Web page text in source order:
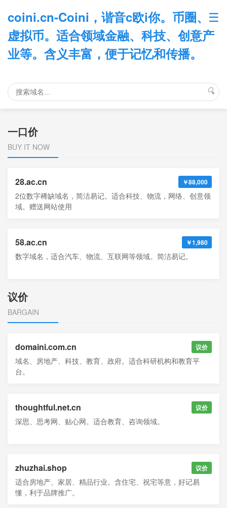
coini.cn-Coini，谐音c欧i你。币圈、
虚拟币。适合领域金融、科技、创意产
业等。含义丰富，便于记忆和传播。
☰
🔍
一口价
BUY IT NOW
28.ac.cn
2位数字稀缺域名，简洁易记。适合科技、物流，网络、创意领
域。赠送网站使用
￥88,000
58.ac.cn
数字域名，适合汽车、物流、互联网等领域。简洁易记。
￥1,980
议价
BARGAIN
domaini.com.cn
域名、房地产、科技、教育、政府。适合科研机构和教育平
台。
议价
thoughtful.net.cn
深思、思考网、贴心网。适合教育、咨询领域。
议价
zhuzhai.shop
适合房地产、家居、精品行业。含住宅、祝宅等意，好记易
懂，利于品牌推广。
议价